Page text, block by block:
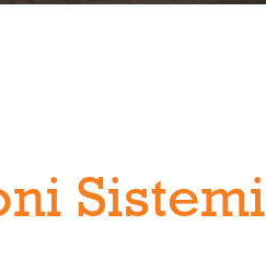
Sistemi